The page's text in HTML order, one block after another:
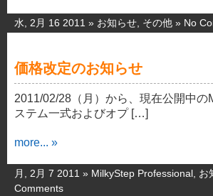
水, 2月 16 2011 » お知らせ その他 » No
価格改定のお知らせ
2011/02/28（月）から、現在公開中
ステム一式およびオプ […]
more... »
月, 2月 7 2011 » MilkyStep Professional お
Comments